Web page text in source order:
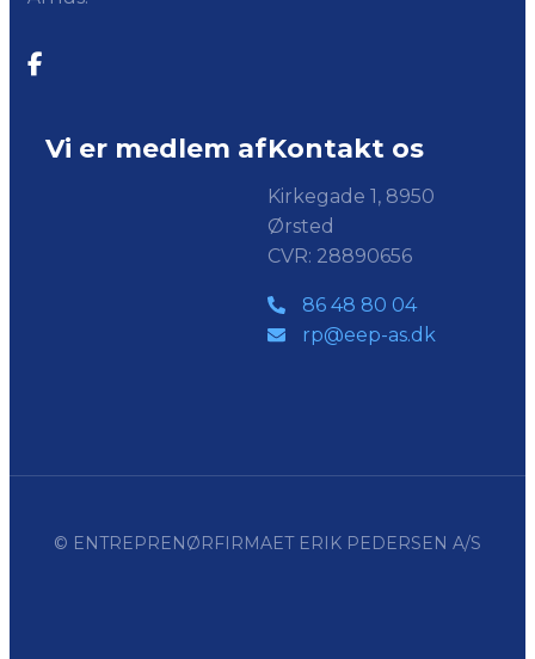
Kontakt os
Kirkegade 1, 8950
Ørsted
CVR: 28890656
86 48 80 04
rp@eep-as.dk
Vi er medlem af
© ENTREPRENØRFIRMAET ERIK PEDERSEN A/S